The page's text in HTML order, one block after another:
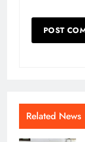
Related News